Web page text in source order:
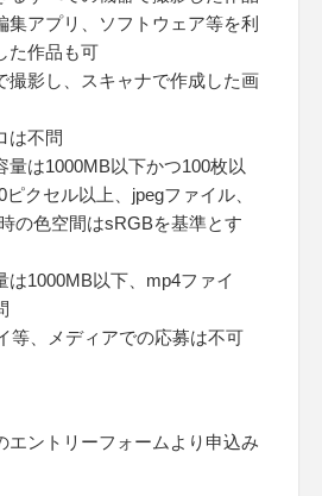
アプリ、ソフトウェア等を利
た作品も可
影し、スキャナで作成した画
不問
は1000MB以下かつ100枚以
クセル以上、jpegファイル、
の色空間はsRGBを基準とす
1000MB以下、mp4ファイ
等、メディアでの応募は不可
エントリーフォームより申込み